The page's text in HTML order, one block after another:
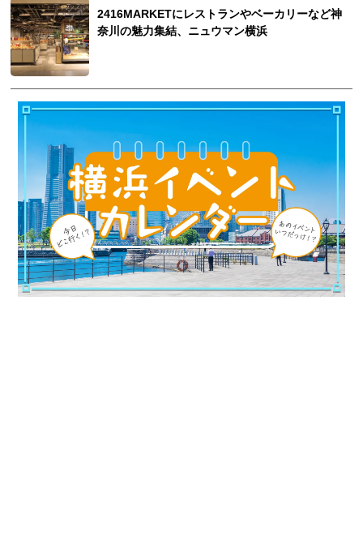
2416MARKETにレストランやベーカリーなど神
奈川の魅力集結、ニュウマン横浜